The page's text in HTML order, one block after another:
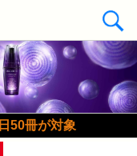
50冊が対象